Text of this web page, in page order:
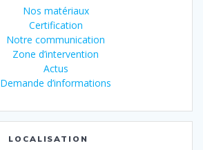
Nos matériaux
Certification
Notre communication
Zone d’intervention
Actus
Demande d’informations
LOCALISATION